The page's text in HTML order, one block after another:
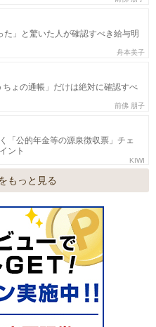
た」と驚いた人が確認すべき給与明
舟本美子
ょの通帳」だけは絶対に確認すべ
前佛 朋子
「公的年金等の源泉徴収票」チェ
ント
KIWI
もっと見る